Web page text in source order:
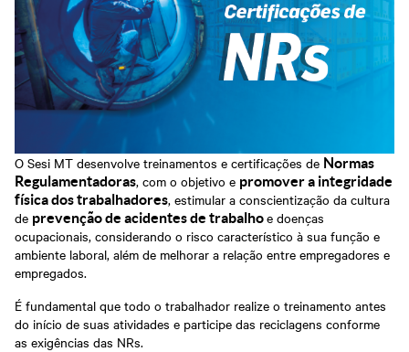
Cadastre-se em nossa
Newsletter
Sesi Viva Bem
Consultas e Exames
Ocupacionais
Treinamentos das
Regulamentadoras
Abrir Solicitação no SAC
Downloads
Credenciamento
Privacidade e Proteção
de Dados
O Sesi MT desenvolve treinamentos e certificações de Normas
Regulamentadoras, com o objetivo e promover a integridade
física dos trabalhadores, estimular a conscientização da cultura
de prevenção de acidentes de trabalhoe doenças
ocupacionais, considerando o risco característico à sua função e
ambiente laboral, além de melhorar a relação entre empregadores e
empregados.
É fundamental que todo o trabalhador realize o treinamento antes
do início de suas atividades e participe das reciclagens conforme
as exigências das NRs.